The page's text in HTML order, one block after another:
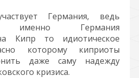
Германия, ведь
именно Германия
Кипр то идиотическое
которому киприоты
даже саму надежду
кризиса.